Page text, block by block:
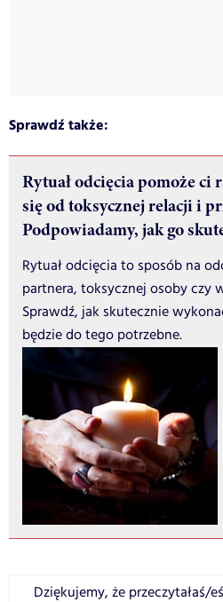
Sprawdź także:
Rytuał odcięcia pomoże ci
się od toksycznej relacji i
Podpowiadamy, jak go
Rytuał odcięcia to sposób na
partnera, toksycznej osoby czy
Sprawdź, jak skutecznie
będzie do tego potrzebne.
Dziękujemy, że przeczytałaś/